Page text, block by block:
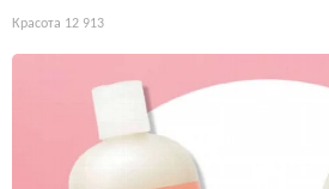
Красота 12 913